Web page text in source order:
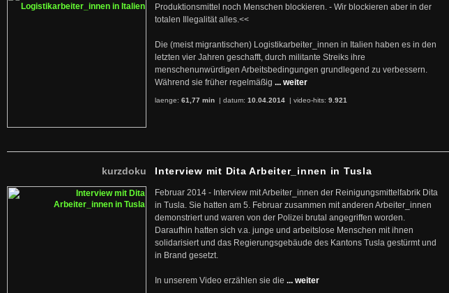
Produktionsmittel noch Menschen blockieren. - Wir blockieren aber in der
totalen Illegalität alles.<<
Die (meist migrantischen) Logistikarbeiter_innen in Italien haben es in den
letzten vier Jahren geschafft, durch militante Streiks ihre
menschenunwürdigen Arbeitsbedingungen grundlegend zu verbessern.
Während sie früher regelmäßig ... weiter
laenge: 61,77 min | datum: 10.04.2014 | video-hits: 9.921
kurzdoku Interview mit Dita Arbeiter_innen in Tusla
Februar 2014 - Interview mit Arbeiter_innen der Reinigungsmittelfabrik Dita
in Tusla. Sie hatten am 5. Februar zusammen mit anderen Arbeiter_innen
demonstriert und waren von der Polizei brutal angegriffen worden.
Daraufhin hatten sich v.a. junge und arbeitslose Menschen mit ihnen
solidarisiert und das Regierungsgebäude des Kantons Tusla gestürmt und
in Brand gesetzt.
In unserem Video erzählen sie die ... weiter